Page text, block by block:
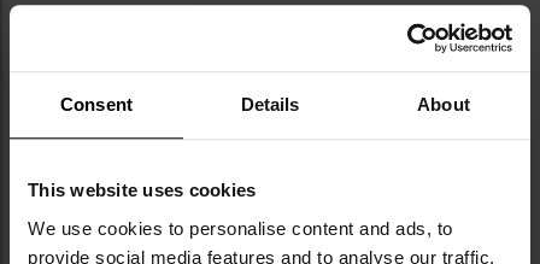
Consent Details About
This website uses cookies
We use cookies to personalise content and ads, to
provide social media features and to analyse our traffic.
ZAMEK YKK, SZEROKIE SZLUFKI, PĘTLE
Rozporek zamykany jest niezawodnym zamkiem
jeansowym. Dwie przednie szlufki mają w dolnej
np. karabińczyka.